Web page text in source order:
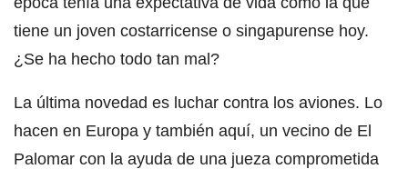
tiene un joven costarricense o singapurense hoy.
¿Se ha hecho todo tan mal?
La última novedad es luchar contra los aviones. Lo
hacen en Europa y también aquí, un vecino de El
Palomar con la ayuda de una jueza comprometida